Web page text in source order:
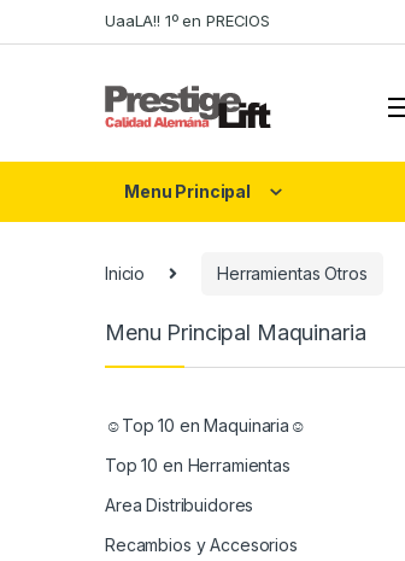
to
to
UaaLA!! 1º en PRECIOS
Menu Principal
Inicio Herramientas Otros
Menu Principal Maquinaria
☺Top 10 en Maquinaria☺
Top 10 en Herramientas
Area Distribuidores
Recambios y Accesorios